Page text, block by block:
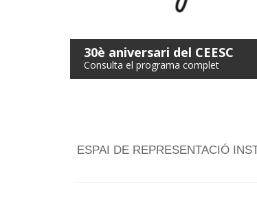
30è aniversari del CEESC
Consulta el programa complet
ESPAI DE REPRESENTACIÓ